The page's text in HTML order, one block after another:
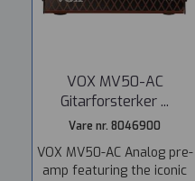
VOX MV50-AC
Gitarforsterker ...
Vare nr. 8046900
VOX MV50-AC Analog pre-
amp featuring the iconic